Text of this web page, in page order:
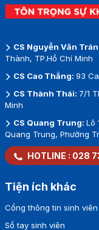
CS Nguyễn Văn
Thành, TP.Hồ Chí Minh
CS Cao Thắng: 93
CS Thành Thái: 7/1
Minh
CS Quang Trung: Lô
Quang Trung, Phường
HOTLINE : 028
Tiện ích khác
Cổng thông tin sinh viên
Sổ tay sinh viên